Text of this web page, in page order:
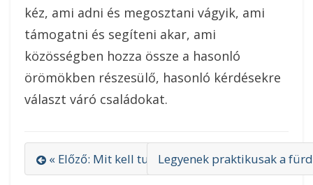
kéz, ami adni és megosztani vágyik, ami
támogatni és segíteni akar, ami
közösségben hozza össze a hasonló
örömökben részesülő, hasonló kérdésekre
választ váró családokat.
« Előző: Mit kell tudni az öntözőrendszer
Legyenek praktikusak a